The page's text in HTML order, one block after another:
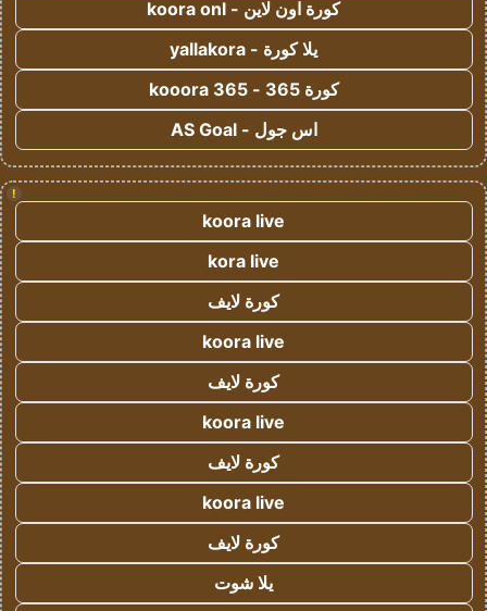
كورة اون لاين - koora onl
يلا كورة - yallakora
كورة 365 - kooora 365
اس جول - AS Goal
!
koora live
kora live
كورة لايف
koora live
كورة لايف
koora live
كورة لايف
koora live
كورة لايف
يلا شوت